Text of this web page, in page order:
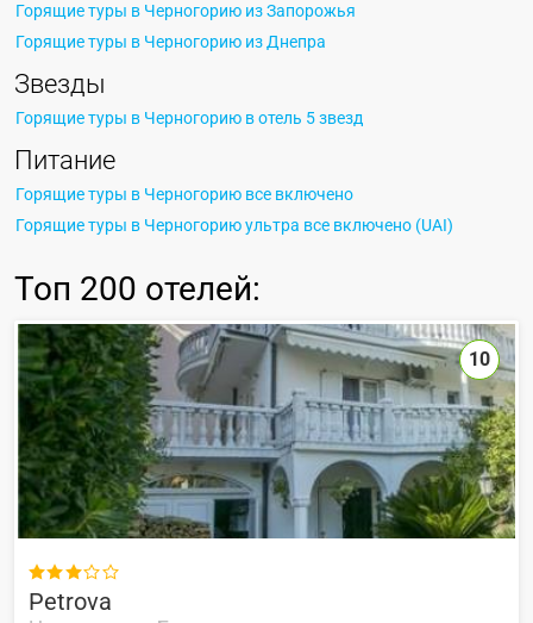
Горящие туры в Черногорию из Запорожья
Горящие туры в Черногорию из Днепра
Звезды
Горящие туры в Черногорию в отель 5 звезд
Питание
Горящие туры в Черногорию все включено
Горящие туры в Черногорию ультра все включено (UAI)
Топ 200 отелей:

Petrova
10